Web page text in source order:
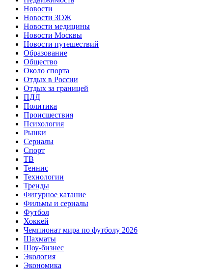
Новости
Новости ЗОЖ
Новости медицины
Новости Москвы
Новости путешествий
Образование
Общество
Около спорта
Отдых в России
Отдых за границей
ПДД
Политика
Происшествия
Психология
Рынки
Сериалы
Спорт
ТВ
Теннис
Технологии
Тренды
Фигурное катание
Фильмы и сериалы
Футбол
Хоккей
Чемпионат мира по футболу 2026
Шахматы
Шоу-бизнес
Экология
Экономика